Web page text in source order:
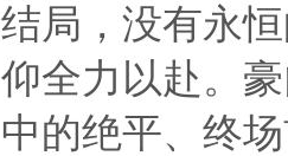
结局，没有永
仰全力以赴。
中的绝平、终